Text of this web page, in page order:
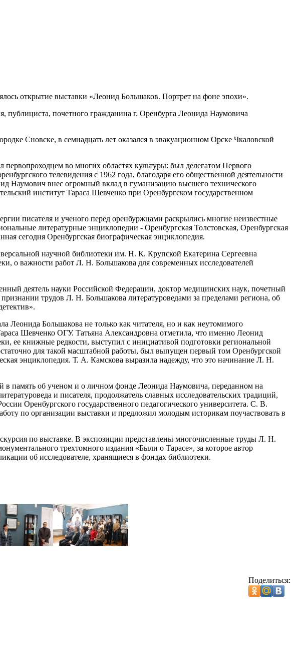
открытие выставки «Леонид Большаков. Портрет на фоне эпохи».
публициста, почетного гражданина г. Оренбурга Леонида Наумовича
Сновске, в семнадцать лет оказался в эвакуационном Орске Чкаловской
первопроходцем во многих областях культуры: был делегатом Первого
телевидения с 1962 года, благодаря его общественной деятельности
Наумович внес огромный вклад в гуманизацию высшего технического
институт Тараса Шевченко при Оренбургском государственном
писателя и ученого перед оренбуржцами раскрылись многие неизвестные
литературные энциклопедии - Оренбургская Толстовская, Оренбургская
сегодня Оренбургская биографическая энциклопедия.
научной библиотеки им. Н. К. Крупской Екатерина Сергеевна
о важности работ Л. Н. Большакова для современных исследователей
деятель науки Российской Федерации, доктор медицинских наук, почетный
трудов Л. Н. Большакова литературоведами за пределами региона, об
Леонида Большакова не только как читателя, но и как неутомимого
Шевченко ОГУ. Татьяна Александровна отметила, что именно Леонид
ее книжные редкости, выступил с инициативой подготовки региональной
для такой масштабной работы, был выпущен первый том Оренбургской
энциклопедия. Т. А. Камскова выразила надежду, что это начинание Л. Н.
память об ученом и о личном фонде Леонида Наумовича, переданном на
и писателя, продолжатель славных исследовательских традиций,
Оренбургского государственного педагогического университета. С. В.
по организации выставки и предложил молодым историкам поучаствовать в
по выставке. В экспозиции представлены многочисленные труды Л. Н.
трехтомного издания «Были о Тарасе», за которое автор
об исследователе, хранящиеся в фондах библиотеки.
Поделиться: